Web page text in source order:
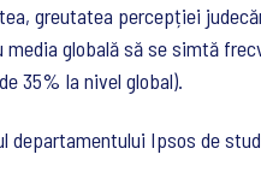
greutatea percepției
globală să se simtă
35% la nivel global).
departamentului Ipsos de